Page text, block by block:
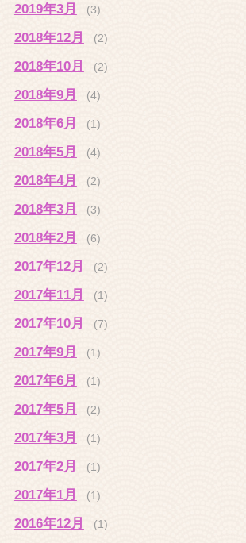
2019年3月 (3)
2018年12月 (2)
2018年10月 (2)
2018年9月 (4)
2018年6月 (1)
2018年5月 (4)
2018年4月 (2)
2018年3月 (3)
2018年2月 (6)
2017年12月 (2)
2017年11月 (1)
2017年10月 (7)
2017年9月 (1)
2017年6月 (1)
2017年5月 (2)
2017年3月 (1)
2017年2月 (1)
2017年1月 (1)
2016年12月 (1)